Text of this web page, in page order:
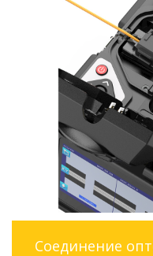
Соединение